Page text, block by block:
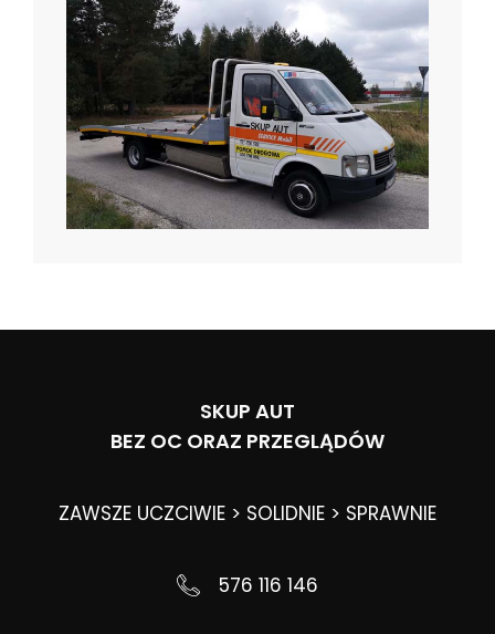
SKUP AUT
BEZ OC ORAZ PRZEGLĄDÓW
ZAWSZE UCZCIWIE > SOLIDNIE > SPRAWNIE
576 116 146